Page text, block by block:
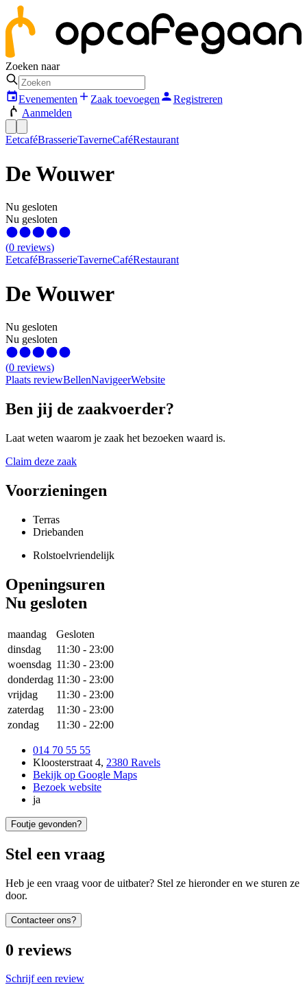
Zoeken naar
Evenementen Zaak toevoegen
Registreren
Aanmelden
EetcaféBrasserieTaverneCaféRestaurant
De Wouwer
Nu gesloten
Nu gesloten
(0 reviews)
EetcaféBrasserieTaverneCaféRestaurant
De Wouwer
Nu gesloten
Nu gesloten
(0 reviews)
Plaats reviewBellenNavigeerWebsite
Ben jij de zaakvoerder?
Laat weten waarom je zaak het bezoeken waard is.
Claim deze zaak
Voorzieningen
Terras
Driebanden
Rolstoelvriendelijk
Openingsuren
Nu gesloten
maandag
Gesloten
dinsdag
11:30 - 23:00
woensdag 11:30 - 23:00
donderdag 11:30 - 23:00
vrijdag
11:30 - 23:00
zaterdag
11:30 - 23:00
zondag
11:30 - 22:00
014 70 55 55
Kloosterstraat 4, 2380 Ravels
Bekijk op Google Maps
Bezoek website
ja
Foutje gevonden?
Stel een vraag
Heb je een vraag voor de uitbater? Stel ze hieronder en we sturen ze
door.
Contacteer ons?
0 reviews
Schrijf een review